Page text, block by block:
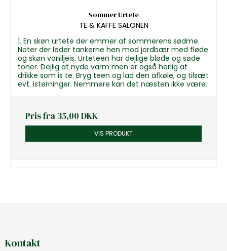
Sommer Urtete
TE & KAFFE SALONEN
En skøn urtete der emmer af sommerens sødme.
Noter der leder tankerne hen mod jordbær med fløde
og skøn vaniljeis. Urteteen har dejlige bløde og søde
toner. Dejlig at nyde varm men er også herlig at
drikke som is te. Bryg teen og lad den afkøle, og tilsæt
evt. isterninger. Nemmere kan det næsten ikke være.
Pris fra35,00 DKK
VIS PRODUKT
Kontakt